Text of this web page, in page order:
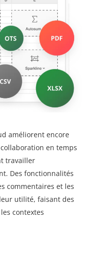
améliorent encore
en temps
travailler
Des fonctionnalités
commentaires et les
utilité, faisant des
contextes